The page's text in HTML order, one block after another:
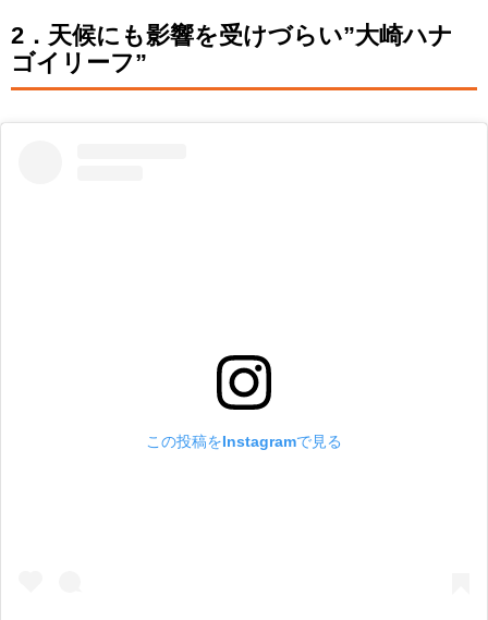
2．天候にも影響を受けづらい”大崎ハナ
ゴイリーフ”
この投稿をInstagramで見る